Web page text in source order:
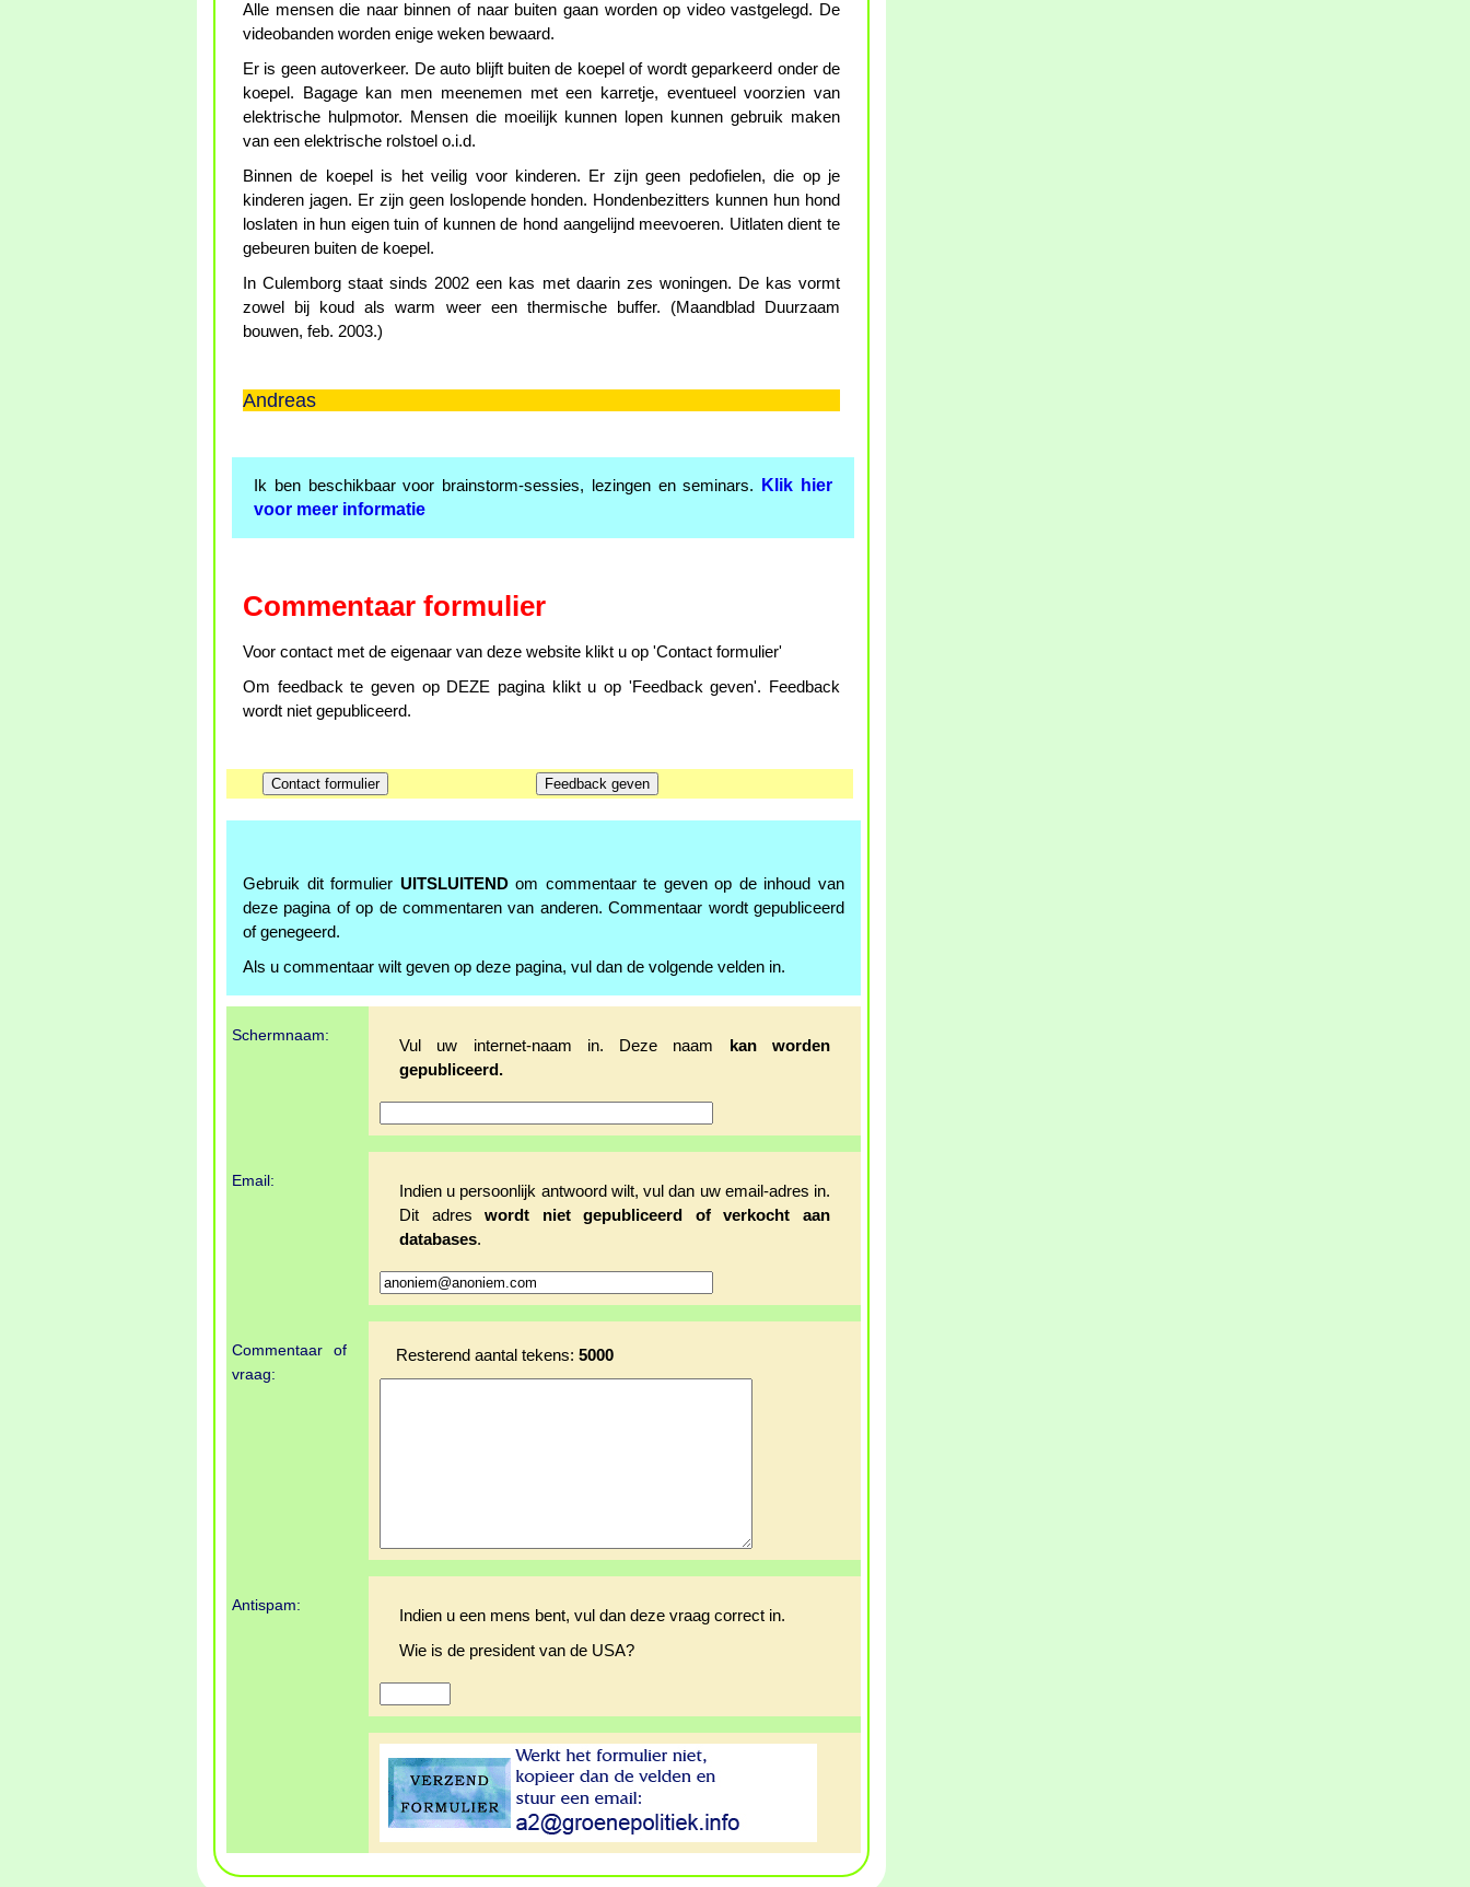
Alle mensen die naar binnen of naar buiten gaan worden op video vastgelegd. De
videobanden worden enige weken bewaard.
Er is geen autoverkeer. De auto blijft buiten de koepel of wordt geparkeerd onder de
koepel. Bagage kan men meenemen met een karretje, eventueel voorzien van
elektrische hulpmotor. Mensen die moeilijk kunnen lopen kunnen gebruik maken
van een elektrische rolstoel o.i.d.
Binnen de koepel is het veilig voor kinderen. Er zijn geen pedofielen, die op je
kinderen jagen. Er zijn geen loslopende honden. Hondenbezitters kunnen hun hond
loslaten in hun eigen tuin of kunnen de hond aangelijnd meevoeren. Uitlaten dient te
gebeuren buiten de koepel.
In Culemborg staat sinds 2002 een kas met daarin zes woningen. De kas vormt
zowel bij koud als warm weer een thermische buffer. (Maandblad Duurzaam
bouwen, feb. 2003.)
Andreas
Ik ben beschikbaar voor brainstorm-sessies, lezingen en seminars.
Klik hier
voor meer informatie
Commentaar formulier
Voor contact met de eigenaar van deze website klikt u op 'Contact formulier'
Om feedback te geven op DEZE pagina klikt u op 'Feedback geven'. Feedback
wordt niet gepubliceerd.
Gebruik dit formulier UITSLUITENDom commentaar te geven op de inhoud van
deze pagina of op de commentaren van anderen. Commentaar wordt gepubliceerd
of genegeerd.
Als u commentaar wilt geven op deze pagina, vul dan de volgende velden in.
Schermnaam:
Vul uw internet-naam in. Deze naam
kan worden
gepubliceerd.
Email:
Indien u persoonlijk antwoord wilt, vul dan uw email-adres in.
Dit adreswordt niet gepubliceerd of verkocht aan
databases.
Commentaar of
vraag:
Resterend aantal tekens: 5000
Antispam:
Indien u een mens bent, vul dan deze vraag correct in.
Wie is de president van de USA?